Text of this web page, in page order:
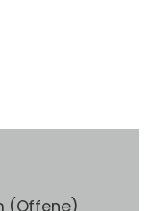
(Offene)